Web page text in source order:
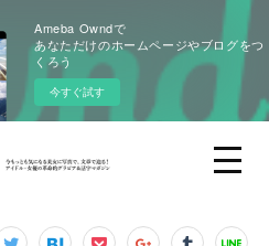
Ameba Owndで
あなただけのホームページやブログをつ
くろう
今すぐ試す